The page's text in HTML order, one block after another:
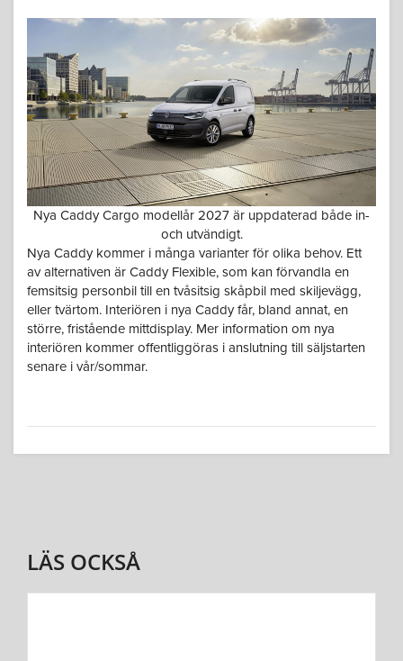
Nya Caddy Cargo modellår 2027 är uppdaterad både in-
och utvändigt.
Nya Caddy kommer i många varianter för olika behov. Ett
av alternativen är Caddy Flexible, som kan förvandla en
femsitsig personbil till en tvåsitsig skåpbil med skiljevägg,
eller tvärtom. Interiören i nya Caddy får, bland annat, en
större, fristående mittdisplay. Mer information om nya
interiören kommer offentliggöras i anslutning till säljstarten
senare i vår/sommar.
LÄS OCKSÅ